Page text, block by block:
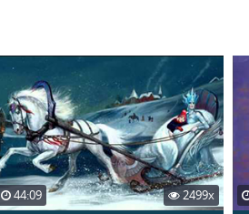
44:09 2499x